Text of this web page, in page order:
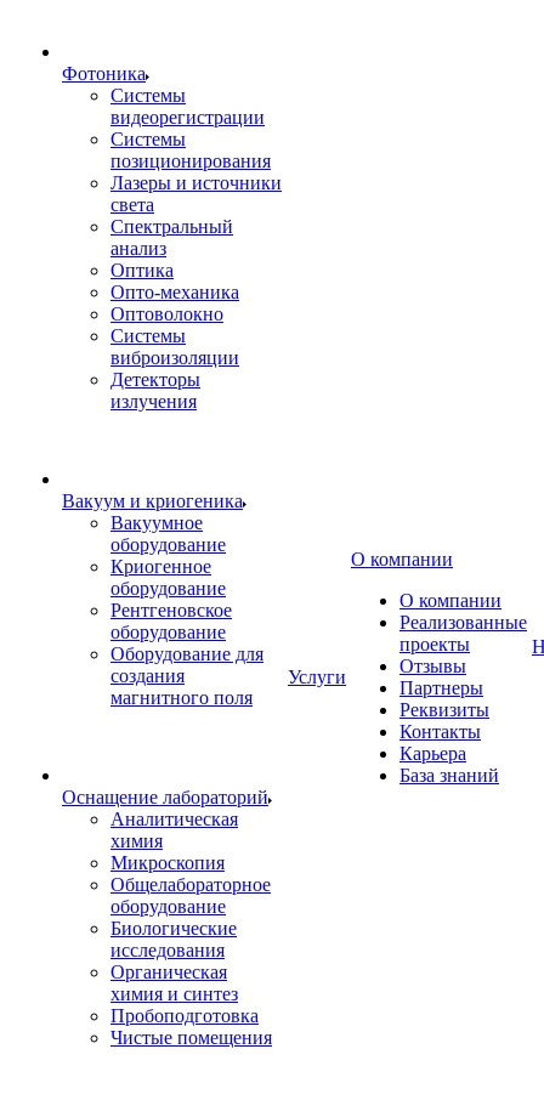
Фотоника
Cистемы
видеорегистрации
Системы
позиционирования
Лазеры и источники
света
Спектральный
анализ
Оптика
Опто-механика
Оптоволокно
Системы
виброизоляции
Детекторы
излучения
Вакуум и криогеника
Вакуумное
оборудование
Криогенное
оборудование
Рентгеновское
оборудование
Оборудование для
создания
магнитного поля
Оснащение лабораторий
Аналитическая
химия
Микроскопия
Общелабораторное
оборудование
Биологические
исследования
Органическая
химия и синтез
Пробоподготовка
Чистые помещения
Услуги
О компании
О компании
Реализованные
проекты
Отзывы
Партнеры
Реквизиты
Контакты
Карьера
База знаний